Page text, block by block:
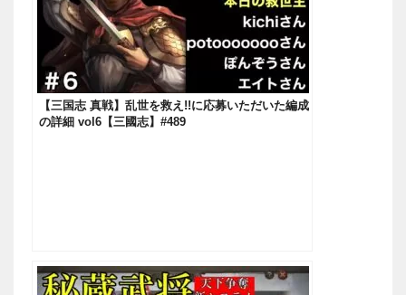
【三国志 真戦】乱世を救え!!に応募いただいた編成
の詳細 vol6【三國志】#489